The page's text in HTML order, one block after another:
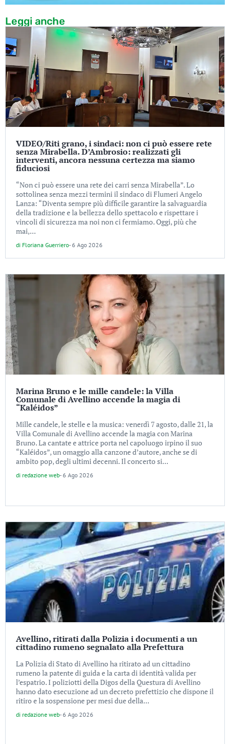
Leggi anche
VIDEO/Riti grano, i sindaci: non ci può essere rete
senza Mirabella. D’Ambrosio: realizzati gli
interventi, ancora nessuna certezza ma siamo
fiduciosi
“Non ci può essere una rete dei carri senza Mirabella”. Lo
sottolinea senza mezzi termini il sindaco di Flumeri Angelo
Lanza: “Diventa sempre più difficile garantire la salvaguardia
della tradizione e la bellezza dello spettacolo e rispettare i
vincoli di sicurezza ma noi non ci fermiamo. Oggi, più che
mai,...
di Floriana Guerriero-6 Ago 2026
Marina Bruno e le mille candele: la Villa
Comunale di Avellino accende la magia di
“Kaléidos”
Mille candele, le stelle e la musica: venerdì 7 agosto, dalle 21, la
Villa Comunale di Avellino accende la magia con Marina
Bruno. La cantate e attrice porta nel capoluogo irpino il suo
“Kaléidos”, un omaggio alla canzone d’autore, anche se di
ambito pop, degli ultimi decenni. Il concerto si...
di redazione web-6 Ago 2026
Avellino, ritirati dalla Polizia i documenti a un
cittadino rumeno segnalato alla Prefettura
La Polizia di Stato di Avellino ha ritirato ad un cittadino
rumeno la patente di guida e la carta di identità valida per
l’espatrio. I poliziotti della Digos della Questura di Avellino
hanno dato esecuzione ad un decreto prefettizio che dispone il
ritiro e la sospensione per mesi due della...
di redazione web-6 Ago 2026